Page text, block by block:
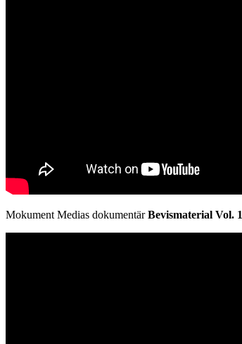
Mokument Medias dokumentärBevismaterial Vol. 1